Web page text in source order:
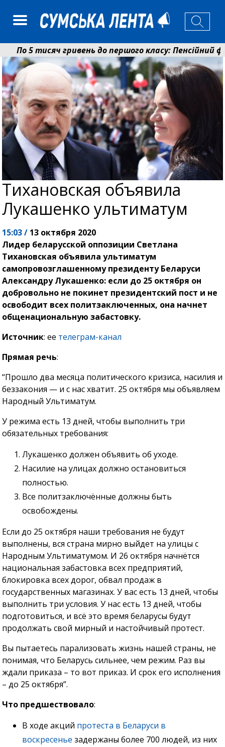
5 тисяч гривень до першого класу: Пенсійний
у Сумах погодили 115 компенсацій на
Тихановская объявила
Лукашенко ультиматум
15:03 / 13 октября 2020
Лидер беларусской оппозиции Светлана
Тихановская объявила ультиматум
самопровозглашенному президенту Беларуси
Александру Лукашенко: если до 25 октября он
добровольно не покинет президентский пост и не
освободит всех политзаключенных, она начнет
общенациональную забастовку.
Источник: ее телеграм-канал
Прямая речь:
“Прошло два месяца политического кризиса, насилия и
беззакония — и с нас хватит. 25 октября мы объявляем
Народный Ультиматум.
У режима есть 13 дней, чтобы выполнить три
обязательных требования:
Лукашенко должен объявить об уходе.
Насилие на улицах должно остановиться
полностью.
Все политзаключённые должны быть
освобождены.
Если до 25 октября наши требования не будут
выполнены, вся страна мирно выйдет на улицы с
Народным Ультиматумом. И 26 октября начнётся
национальная забастовка всех предприятий,
блокировка всех дорог, обвал продаж в
государственных магазинах. У вас есть 13 дней, чтобы
выполнить три условия. У нас есть 13 дней, чтобы
подготовиться, и всё это время беларусы будут
продолжать свой мирный и настойчивый протест.
Вы пытаетесь парализовать жизнь нашей страны, не
понимая, что Беларусь сильнее, чем режим. Раз вы
ждали приказа – то вот приказ. И срок его исполнения
– до 25 октября”.
Что предшествовало:
В ходе акций протеста в Беларуси в
воскресенье задержаны более 700 людей, из них